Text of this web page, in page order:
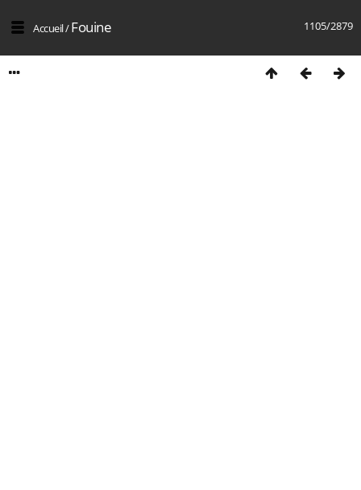
1105/2879
Accueil/Fouine